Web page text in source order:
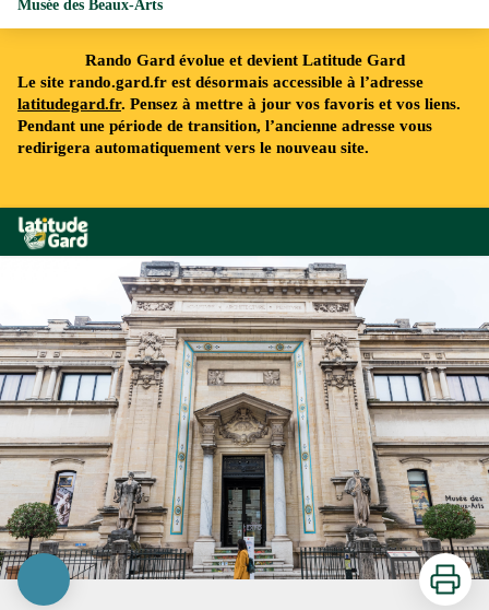
Rando Gard évolue et devient Latitude Gard
Le site rando.gard.fr est désormais accessible à l’adresse
latitudegard.fr. Pensez à mettre à jour vos favoris et vos liens.
Pendant une période de transition, l’ancienne adresse vous
redirigera automatiquement vers le nouveau site.
Rando Gard
Musée des Beaux-Arts
Imprimer